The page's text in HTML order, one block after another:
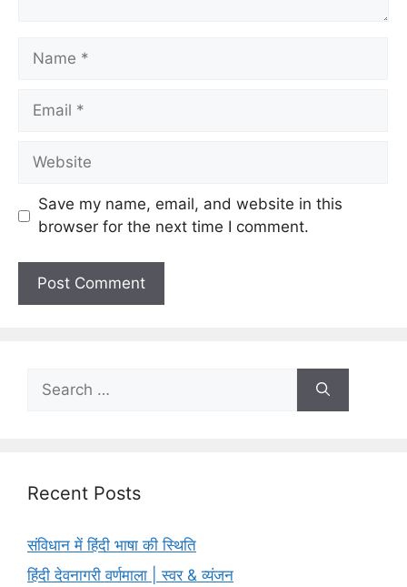
Name
Email
Website
Save my name, email, and website in this
browser for the next time I comment.
for:
Recent Posts
संविधान में हिंदी भाषा की स्थिति
हिंदी देवनागरी वर्णमाला | स्वर & व्यंजन